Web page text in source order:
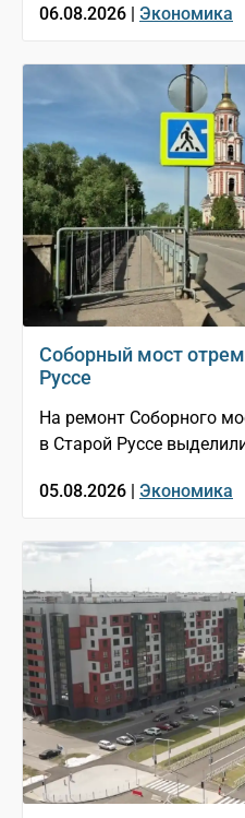
06.08.2026 | Экономика
Соборный мост
Руссе
На ремонт Соборного
в Старой Руссе
05.08.2026 | Экономика